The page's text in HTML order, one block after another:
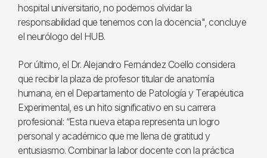
hospital universitario, no podemos olvidar la
responsabilidad que tenemos con la docencia", concluye
el neurólogo del HUB.
Por último, el Dr. Alejandro Fernández Coello considera
que recibir la plaza de profesor titular de anatomía
humana, en el Departamento de Patología y Terapéutica
Experimental, es un hito significativo en su carrera
profesional: “Esta nueva etapa representa un logro
personal y académico que me llena de gratitud y
entusiasmo. Combinar la labor docente con la práctica